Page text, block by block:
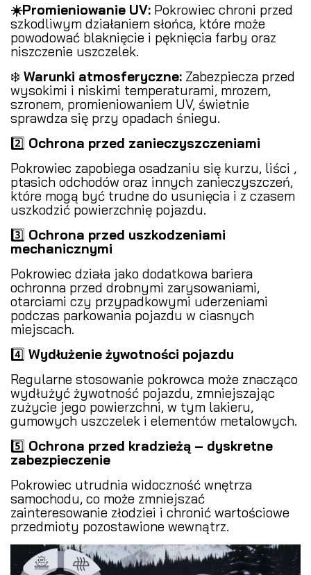
☀️Promieniowanie UV: Pokrowiec chroni przed
szkodliwym działaniem słońca, które może
powodować blaknięcie i pęknięcia farby oraz
niszczenie uszczelek.
❄️ Warunki atmosferyczne: Zabezpiecza przed
wysokimi i niskimi temperaturami, mrozem,
szronem, promieniowaniem UV, świetnie
sprawdza się przy opadach śniegu.
2️⃣ Ochrona przed zanieczyszczeniami
Pokrowiec zapobiega osadzaniu się kurzu, liści ,
ptasich odchodów oraz innych zanieczyszczeń,
które mogą być trudne do usunięcia i z czasem
uszkodzić powierzchnię pojazdu.
3️⃣ Ochrona przed uszkodzeniami
mechanicznymi
Pokrowiec działa jako dodatkowa bariera
ochronna przed drobnymi zarysowaniami,
otarciami czy przypadkowymi uderzeniami
podczas parkowania pojazdu w ciasnych
miejscach.
4️⃣ Wydłużenie żywotności pojazdu
Regularne stosowanie pokrowca może znacząco
wydłużyć żywotność pojazdu, zmniejszając
zużycie jego powierzchni, w tym lakieru,
gumowych uszczelek i elementów metalowych.
5️⃣ Ochrona przed kradzieżą – dyskretne
zabezpieczenie
Pokrowiec utrudnia widoczność wnętrza
samochodu, co może zmniejszać
zainteresowanie złodziei i chronić wartościowe
przedmioty pozostawione wewnątrz.